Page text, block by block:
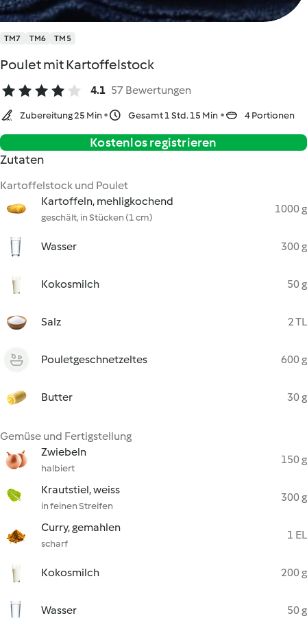
TM7 TM6 TM5
Poulet mit Kartoffelstock
4.1 57 Bewertungen
Zubereitung 25 Min Gesamt 1 Std. 15 Min 4 Portionen
Kostenlos registrieren
Zutaten
Kartoffelstock und Poulet
Kartoffeln, mehligkochend
geschält, in Stücken (1 cm)
1000 g
Wasser 300 g
Kokosmilch 50 g
Salz 2 TL
Pouletgeschnetzeltes 600 g
Butter 30 g
Gemüse und Fertigstellung
Zwiebeln
halbiert
150 g
Krautstiel, weiss
in feinen Streifen
300 g
Curry, gemahlen
scharf
1 EL
Kokosmilch 200 g
Wasser 50 g